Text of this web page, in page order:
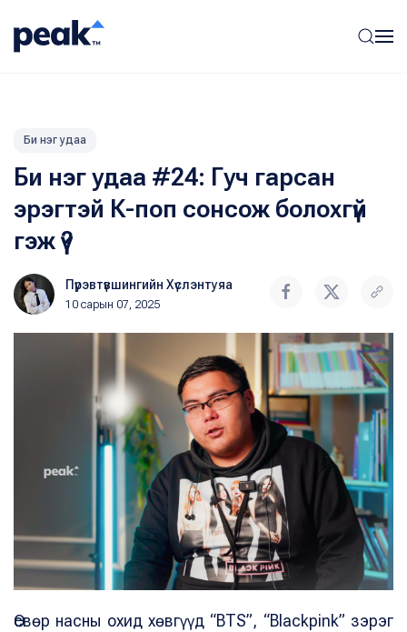
Би нэг удаа
Би нэг удаа #24: Гуч гарсан
эрэгтэй К-поп сонсож болохгүй
гэж үү?
Пүрэвтүвшингийн Хүслэнтуяа
10 сарын 07, 2025
Өсвөр насны охид хөвгүүд “BTS”, “Blackpink” зэрэг